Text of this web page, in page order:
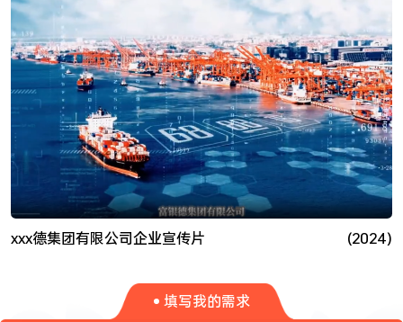
xxx德集团有限公司企业宣传片 (2024)
填写我的需求